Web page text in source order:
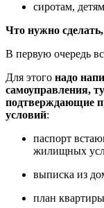
сиротам,
Что нужно
В первую очередь
Для этого надо
самоуправления,
подтверждающие
условий:
паспорт
жилищных
выписка из
план